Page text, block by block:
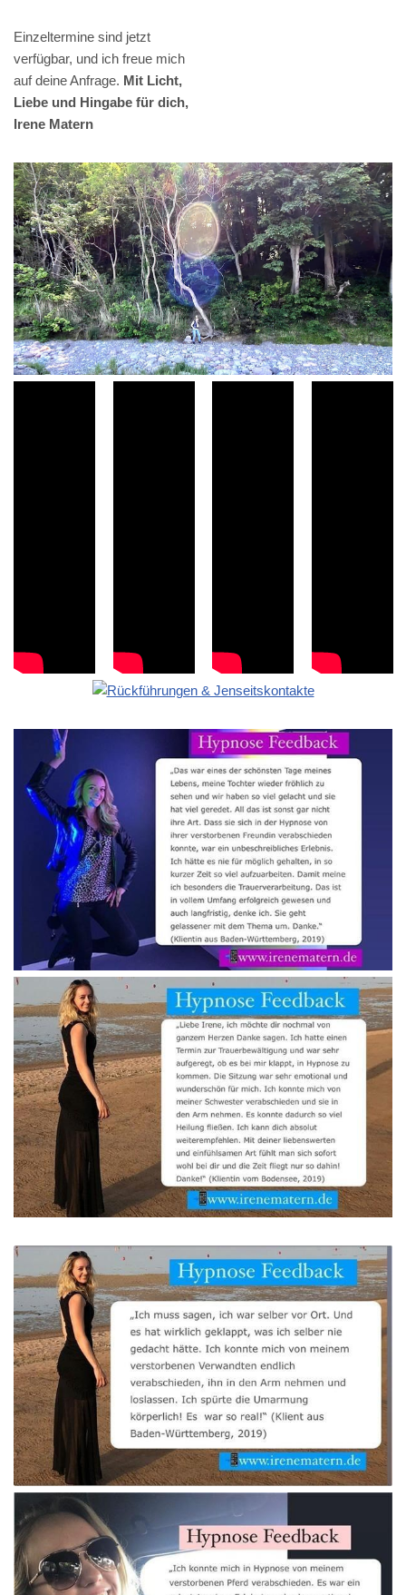
Einzeltermine sind jetzt
verfügbar, und ich freue mich
auf deine Anfrage. Mit Licht,
Liebe und Hingabe für dich,
Irene Matern